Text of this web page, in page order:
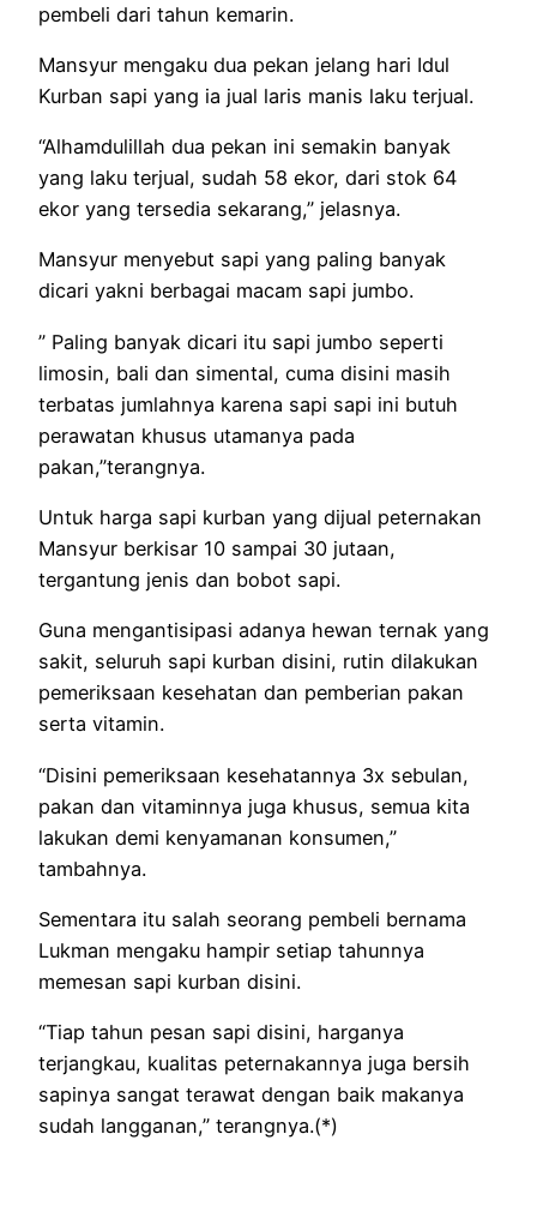
pembeli dari tahun kemarin.
Mansyur mengaku dua pekan jelang hari Idul
Kurban sapi yang ia jual laris manis laku terjual.
“Alhamdulillah dua pekan ini semakin banyak
yang laku terjual, sudah 58 ekor, dari stok 64
ekor yang tersedia sekarang,” jelasnya.
Mansyur menyebut sapi yang paling banyak
dicari yakni berbagai macam sapi jumbo.
” Paling banyak dicari itu sapi jumbo seperti
limosin, bali dan simental, cuma disini masih
terbatas jumlahnya karena sapi sapi ini butuh
perawatan khusus utamanya pada
pakan,”terangnya.
Untuk harga sapi kurban yang dijual peternakan
Mansyur berkisar 10 sampai 30 jutaan,
tergantung jenis dan bobot sapi.
Guna mengantisipasi adanya hewan ternak yang
sakit, seluruh sapi kurban disini, rutin dilakukan
pemeriksaan kesehatan dan pemberian pakan
serta vitamin.
“Disini pemeriksaan kesehatannya 3x sebulan,
pakan dan vitaminnya juga khusus, semua kita
lakukan demi kenyamanan konsumen,”
tambahnya.
Sementara itu salah seorang pembeli bernama
Lukman mengaku hampir setiap tahunnya
memesan sapi kurban disini.
“Tiap tahun pesan sapi disini, harganya
terjangkau, kualitas peternakannya juga bersih
sapinya sangat terawat dengan baik makanya
sudah langganan,” terangnya.(*)